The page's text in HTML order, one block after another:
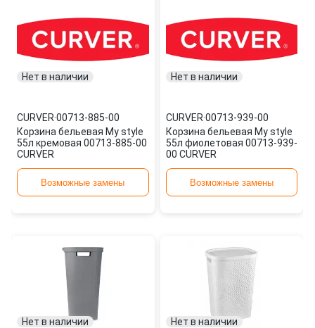
Нет в наличии
CURVER·00713-885-00
Корзина бельевая My style
55л кремовая 00713-885-00
CURVER
Возможные замены
Нет в наличии
CURVER·00713-939-00
Корзина бельевая My style
55л фиолетовая 00713-939-
00 CURVER
Возможные замены
Нет в наличии Нет в наличии